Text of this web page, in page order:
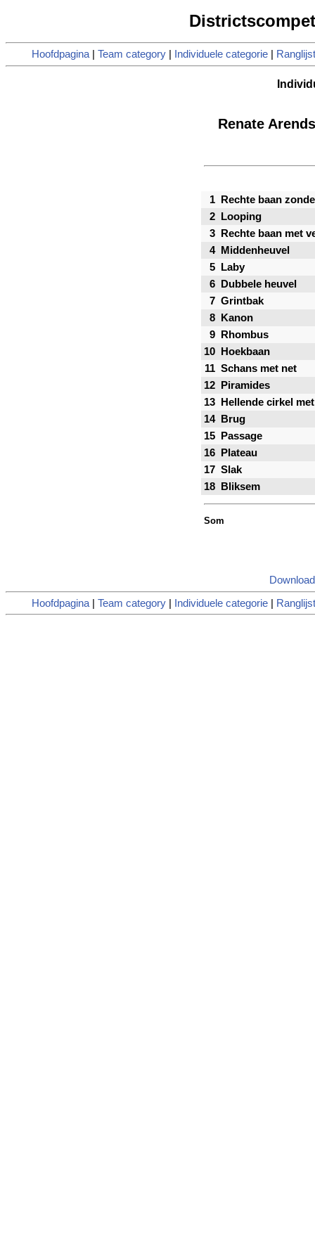
Hoofdpagina| Team category| Individuele categorie| Ranglijst
Renate
1
Rechte baan
2
Looping
3
Rechte baan met
4
Middenheuvel
5
Laby
6
Dubbele heuvel
7 Grintbak
8
Kanon
9
Rhombus
10
Hoekbaan
11 Schans met net
12
Piramides
13
Hellende cirkel
14
Brug
15
Passage
16
Plateau
17 Slak
18
Bliksem
Som
Hoofdpagina| Team category| Individuele categorie| Ranglijst